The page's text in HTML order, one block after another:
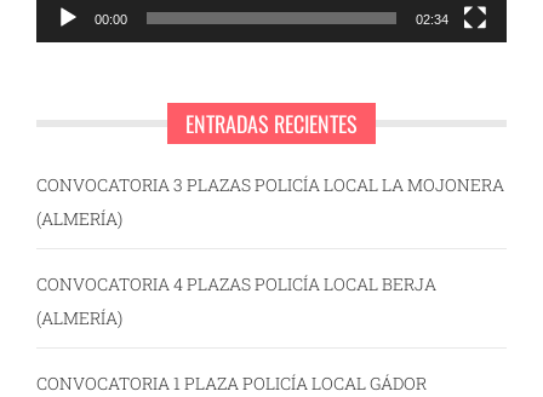
00:00 02:34
ENTRADAS RECIENTES
CONVOCATORIA 3 PLAZAS POLICÍA LOCAL LA MOJONERA
(ALMERÍA)
CONVOCATORIA 4 PLAZAS POLICÍA LOCAL BERJA
(ALMERÍA)
CONVOCATORIA 1 PLAZA POLICÍA LOCAL GÁDOR